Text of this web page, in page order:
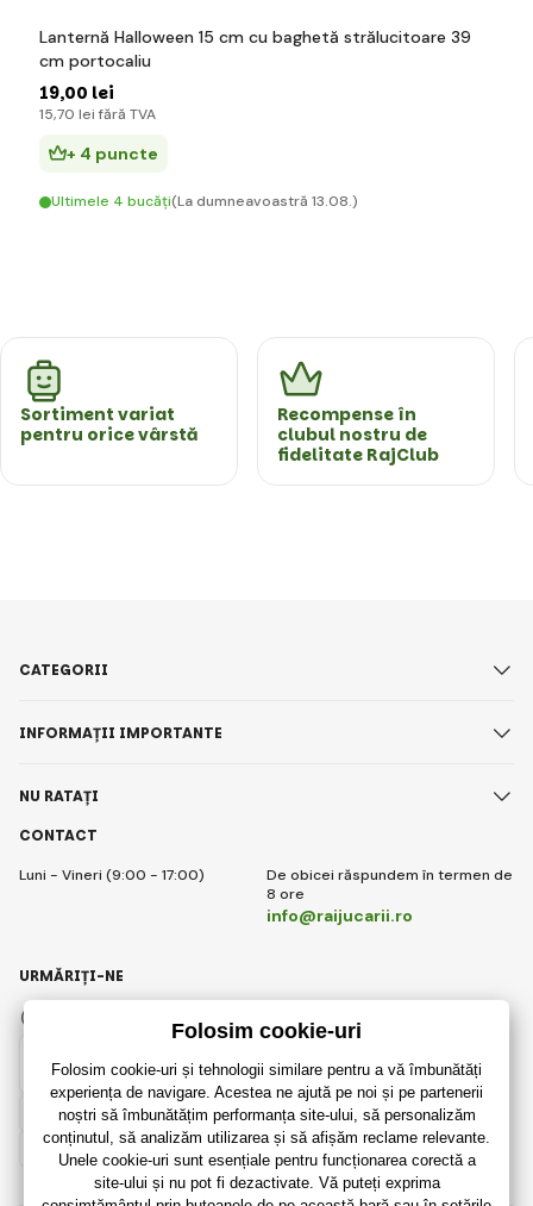
Lanternă Halloween 15 cm cu baghetă strălucitoare 39
cm portocaliu
19,00 lei
15,70 lei fără TVA
+ 4 puncte
Ultimele 4 bucăți(La dumneavoastră 13.08.)
Sortiment variat
pentru orice vârstă
Recompense în
clubul nostru de
fidelitate RajClub
CONTACT
Luni - Vineri (9:00 - 17:00)
De obicei răspundem în termen de
8 ore
info@raijucarii.ro
CATEGORII
INFORMAȚII IMPORTANTE
NU RATAȚI
Romanian
URMĂRIȚI-NE
Instagram